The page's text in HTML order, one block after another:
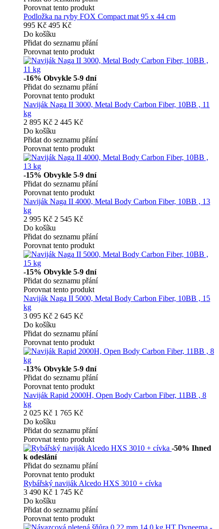
Porovnat tento produkt
Podložka na ryby FOX Compact mat 95 x 44 cm
995 Kč 495 Kč
Do košíku
Přidat do seznamu přání
Porovnat tento produkt
-16% Obvykle 5-9 dní
Přidat do seznamu přání
Porovnat tento produkt
Naviják Naga II 3000, Metal Body Carbon Fiber, 10BB , 11
kg
2 895 Kč 2 445 Kč
Do košíku
Přidat do seznamu přání
Porovnat tento produkt
-15% Obvykle 5-9 dní
Přidat do seznamu přání
Porovnat tento produkt
Naviják Naga II 4000, Metal Body Carbon Fiber, 10BB , 13
kg
2 995 Kč 2 545 Kč
Do košíku
Přidat do seznamu přání
Porovnat tento produkt
-15% Obvykle 5-9 dní
Přidat do seznamu přání
Porovnat tento produkt
Naviják Naga II 5000, Metal Body Carbon Fiber, 10BB , 15
kg
3 095 Kč 2 645 Kč
Do košíku
Přidat do seznamu přání
Porovnat tento produkt
-13% Obvykle 5-9 dní
Přidat do seznamu přání
Porovnat tento produkt
Naviják Rapid 2000H, Open Body Carbon Fiber, 11BB , 8
kg
2 025 Kč 1 765 Kč
Do košíku
Přidat do seznamu přání
Porovnat tento produkt
-50% Ihned
k odeslání
Přidat do seznamu přání
Porovnat tento produkt
Rybářský naviják Alcedo HXS 3010 + cívka
3 490 Kč 1 745 Kč
Do košíku
Přidat do seznamu přání
Porovnat tento produkt